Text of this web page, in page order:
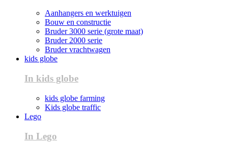
Aanhangers en werktuigen
Bouw en constructie
Bruder 3000 serie (grote maat)
Bruder 2000 serie
Bruder vrachtwagen
kids globe
In kids globe
kids globe farming
Kids globe traffic
Lego
In Lego